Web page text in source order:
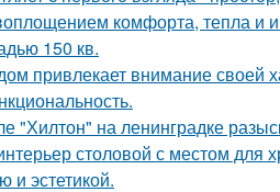
комфорта, тепла и
150 кв.
привлекает внимание своей
"Хилтон" на ленинградке
столовой с местом для
и эстетикой.